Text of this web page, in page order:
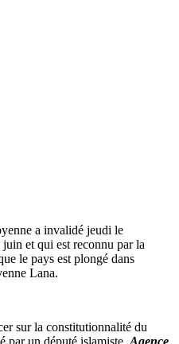
a invalidé jeudi le
juin et qui est reconnu par la
le pays est plongé dans
Lana.
sur la constitutionnalité du
par un député islamiste. Agence